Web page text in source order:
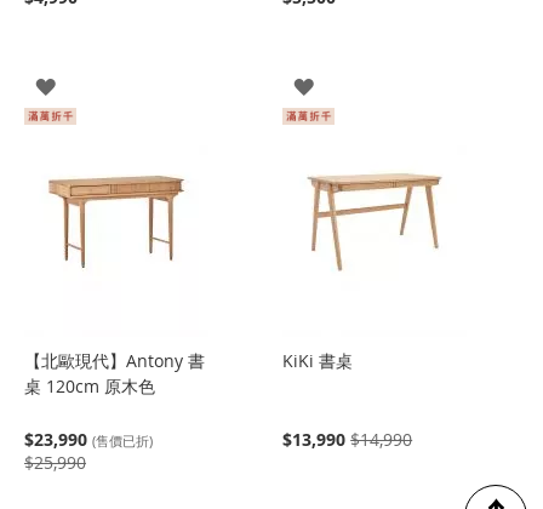
登
入
登
入
【北歐現代】Antony 書
桌 120cm 原木色
$23,990 (售價已折)
$25,990
KiKi 書桌
$13,990 $14,990